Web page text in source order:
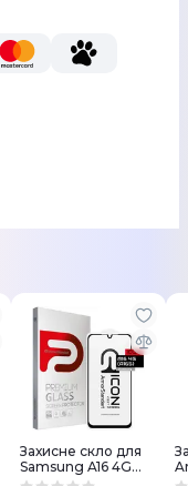
Захисне скло для
Samsung A16 4G
ArmorStandart Icon